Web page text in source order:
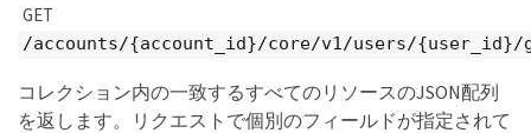
GET
/accounts/{account_id}/core/v1/users/{user_id}/
コレクション内の一致するすべてのリソースのJSON配列
を返します。リクエストで個別のフィールドが指定されて